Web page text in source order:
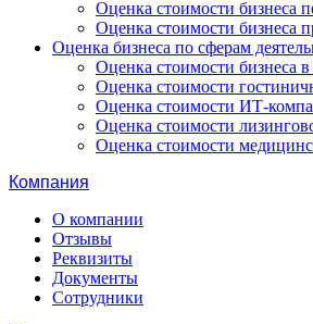
Оценка стоимости бизнеса
Оценка стоимости бизнеса
Оценка бизнеса по сферам
Оценка стоимости бизнеса в
Оценка стоимости
Оценка стоимости ИТ-
Оценка стоимости
Оценка стоимости
Компания
О компании
Отзывы
Реквизиты
Документы
Сотрудники